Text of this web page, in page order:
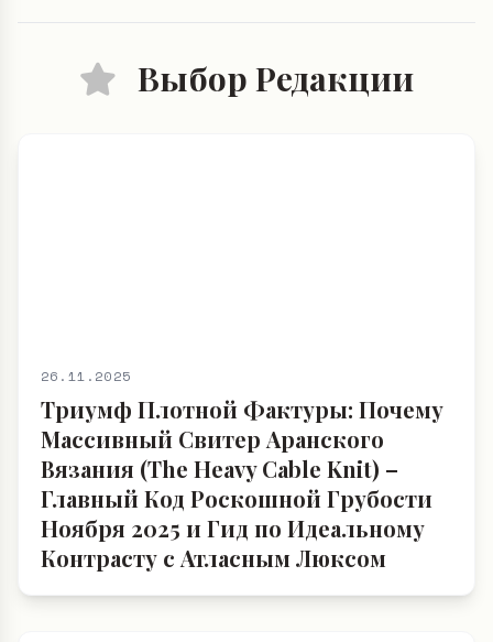
Выбор Редакции
26.11.2025
Триумф Плотной Фактуры: Почему
Массивный Свитер Аранского
Вязания (The Heavy Cable Knit) –
Главный Код Роскошной Грубости
Ноября 2025 и Гид по Идеальному
Контрасту с Атласным Люксом